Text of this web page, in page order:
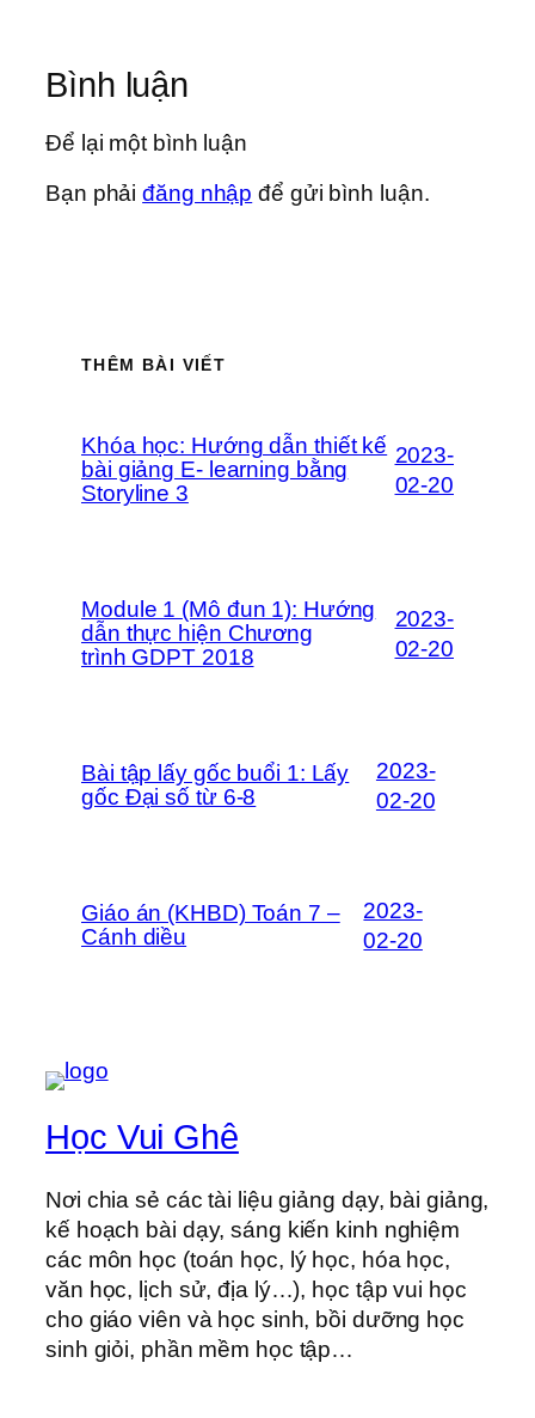
Bình luận
Để lại một bình luận
Bạn phảiđăng nhập để gửi bình luận.
THÊM BÀI VIẾT
Khóa học: Hướng dẫn thiết kế
bài giảng E- learning bằng
Storyline 3
2023-
02-20
Module 1 (Mô đun 1): Hướng
dẫn thực hiện Chương
trình GDPT 2018
2023-
02-20
Bài tập lấy gốc buổi 1: Lấy
gốc Đại số từ 6-8
2023-
02-20
Giáo án (KHBD) Toán 7 –
Cánh diều
2023-
02-20
Học Vui Ghê
Nơi chia sẻ các tài liệu giảng dạy, bài giảng,
kế hoạch bài dạy, sáng kiến kinh nghiệm
các môn học (toán học, lý học, hóa học,
văn học, lịch sử, địa lý…), học tập vui học
cho giáo viên và học sinh, bồi dưỡng học
sinh giỏi, phần mềm học tập…